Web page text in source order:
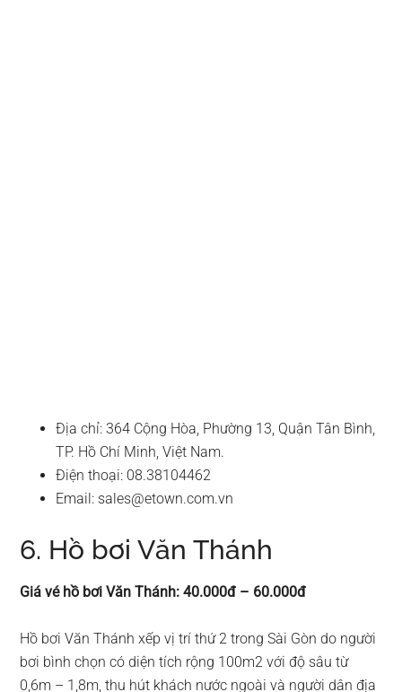
Địa chỉ: 364 Cộng Hòa, Phường 13, Quận Tân Bình,
TP. Hồ Chí Minh, Việt Nam.
Điện thoại: 08.38104462
Email: sales@etown.com.vn
6. Hồ bơi Văn Thánh
Giá vé hồ bơi Văn Thánh: 40.000đ – 60.000đ
Hồ bơi Văn Thánh xếp vị trí thứ 2 trong Sài Gòn do người
bơi bình chọn có diện tích rộng 100m2 với độ sâu từ
0,6m – 1,8m, thu hút khách nước ngoài và người dân địa